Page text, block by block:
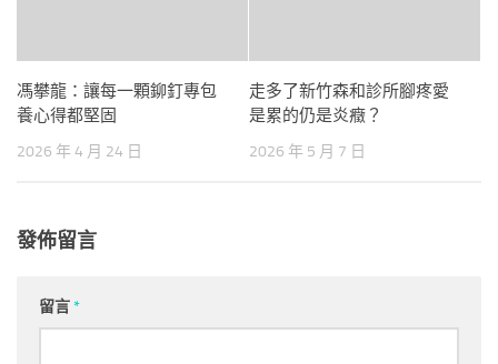
馮攀龍：讓每一顆鉚釘專包
養心得都堅固
2026 年 4 月 24 日
走多了新竹森和診所腳疼愛
是累的仍是炎癥？
2026 年 5 月 7 日
發佈留言
留言*